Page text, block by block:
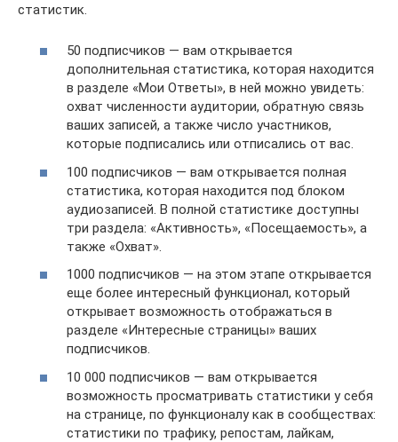
статистик.
50 подписчиков — вам открывается
дополнительная статистика, которая находится
в разделе «Мои Ответы», в ней можно увидеть:
охват численности аудитории, обратную связь
ваших записей, а также число участников,
которые подписались или отписались от вас.
100 подписчиков — вам открывается полная
статистика, которая находится под блоком
аудиозаписей. В полной статистике доступны
три раздела: «Активность», «Посещаемость», а
также «Охват».
1000 подписчиков — на этом этапе открывается
еще более интересный функционал, который
открывает возможность отображаться в
разделе «Интересные страницы» ваших
подписчиков.
10 000 подписчиков — вам открывается
возможность просматривать статистики у себя
на странице, по функционалу как в сообществах:
статистики по трафику, репостам, лайкам,